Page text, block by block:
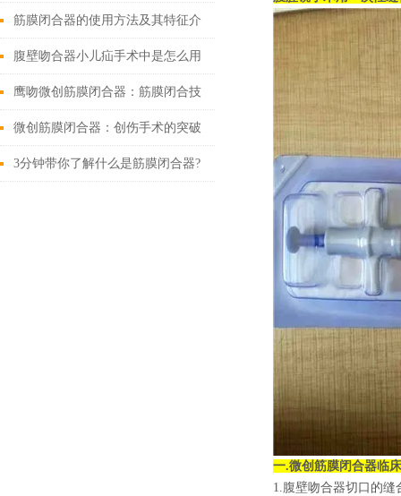
筋膜闭合器的使用方法及其特征介
绍
腹壁吻合器小儿疝手术中是怎么用
的
鹰吻微创筋膜闭合器：筋膜闭合技
术大突破
微创筋膜闭合器：创伤手术的突破
性进展
3分钟带你了解什么是筋膜闭合器?
一.微创筋膜闭合器临
1.腹壁吻合器切口的